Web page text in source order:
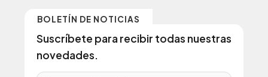
BOLETÍN DE NOTICIAS
Suscríbete para recibir todas nuestras
novedades.